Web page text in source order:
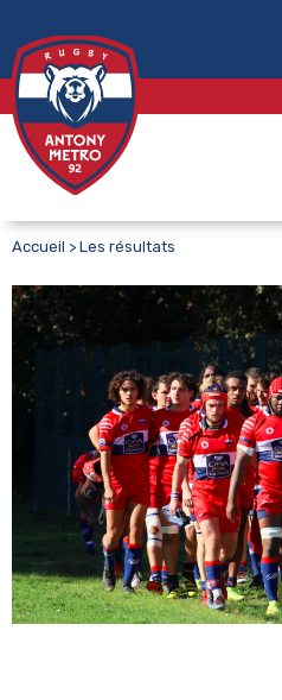
Accueil > Les résultats